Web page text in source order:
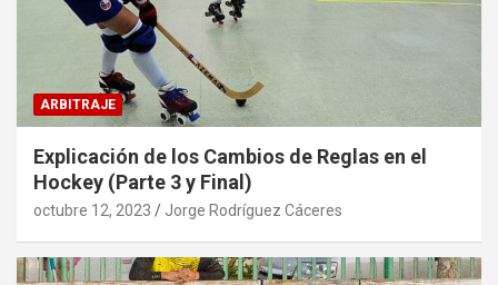
ARBITRAJE
Explicación de los Cambios de Reglas en el
Hockey (Parte 3 y Final)
octubre 12, 2023 Jorge Rodríguez Cáceres